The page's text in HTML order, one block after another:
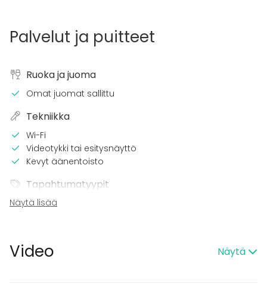
Palvelut ja puitteet
Ruoka ja juoma
Omat juomat sallittu
Tekniikka
Wi-Fi
Videotykki tai esitysnäyttö
Kevyt äänentoisto
Tapahtumatyypit
Juhlat
Illallinen / lounas
Kokous
Näytä lisää
Video Näytä